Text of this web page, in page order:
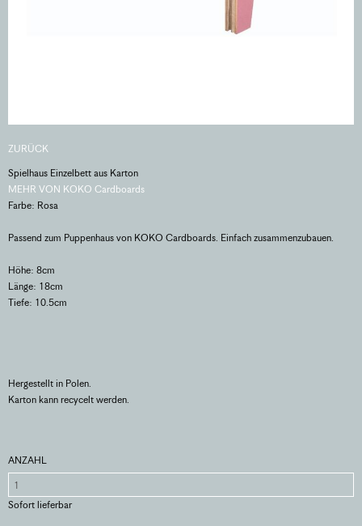
ZURÜCK
Spielhaus Einzelbett aus Karton
MEHR VON KOKO Cardboards
Farbe: Rosa
Passend zum Puppenhaus von KOKO Cardboards. Einfach zusammenzubauen.
Höhe: 8cm
Länge: 18cm
Tiefe: 10.5cm
Hergestellt in Polen.
Karton kann recycelt werden.
ANZAHL
Sofort lieferbar